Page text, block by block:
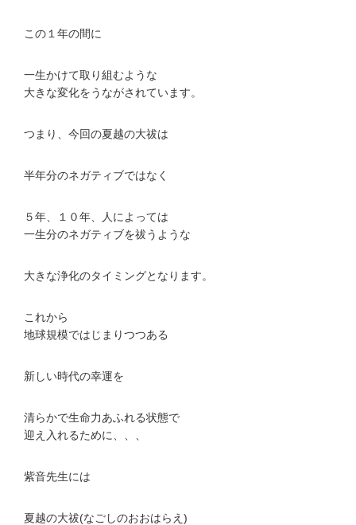
この１年の間に
一生かけて取り組むような
大きな変化をうながされています。
つまり、今回の夏越の大祓は
半年分のネガティブではなく
５年、１０年、人によっては
一生分のネガティブを祓うような
大きな浄化のタイミングとなります。
これから
地球規模ではじまりつつある
新しい時代の幸運を
清らかで生命力あふれる状態で
迎え入れるために、、、
紫音先生には
夏越の大祓(なごしのおおはらえ)